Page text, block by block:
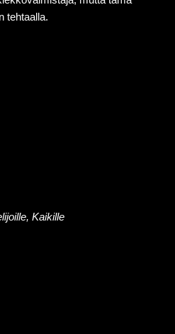
tehtaalla.
Kaikille